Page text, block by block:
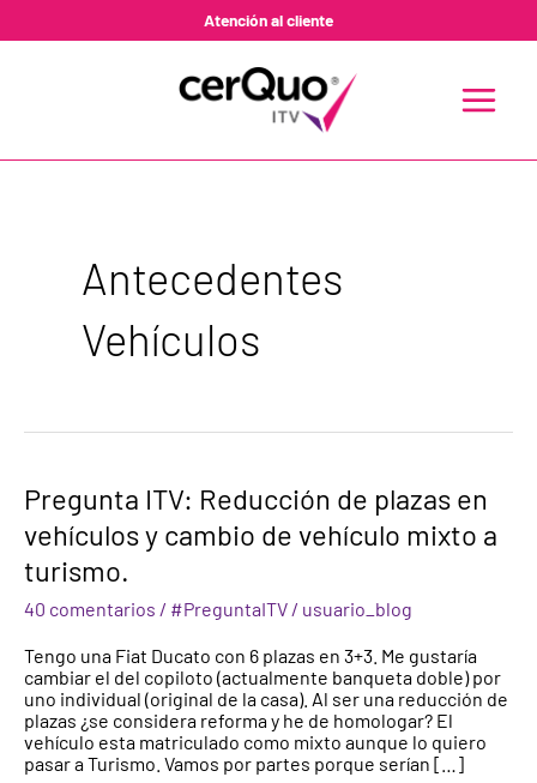
Atención al cliente
MENU
Antecedentes
Vehículos
Pregunta ITV: Reducción de plazas en
vehículos y cambio de vehículo mixto a
turismo.
40 comentarios / #PreguntaITV / usuario_blog
Tengo una Fiat Ducato con 6 plazas en 3+3. Me gustaría
cambiar el del copiloto (actualmente banqueta doble) por
uno individual (original de la casa). Al ser una reducción de
plazas ¿se considera reforma y he de homologar? El
vehículo esta matriculado como mixto aunque lo quiero
pasar a Turismo. Vamos por partes porque serían […]
Pregunta
ITV:
Reducción
plazas
en
vehículos
cambio
de
vehículo
mixto
a
turismo.